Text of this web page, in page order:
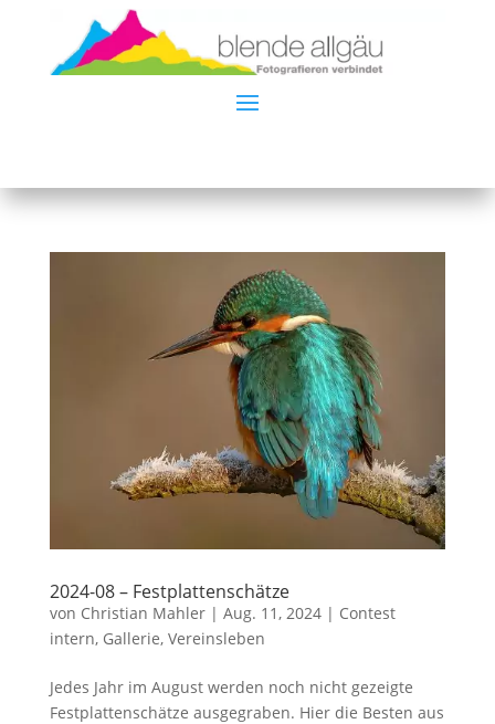
2024-08 – Festplattenschätze
von Christian Mahler| Aug. 11, 2024| Contest
intern, Gallerie, Vereinsleben
Jedes Jahr im August werden noch nicht gezeigte
Festplattenschätze ausgegraben. Hier die Besten aus